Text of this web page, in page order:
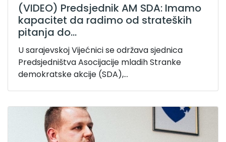
(VIDEO) Predsjednik AM SDA: Imamo
kapacitet da radimo od strateških
pitanja do...
U sarajevskoj Vijećnici se održava sjednica
Predsjedništva Asocijacije mladih Stranke
demokratske akcije (SDA),...